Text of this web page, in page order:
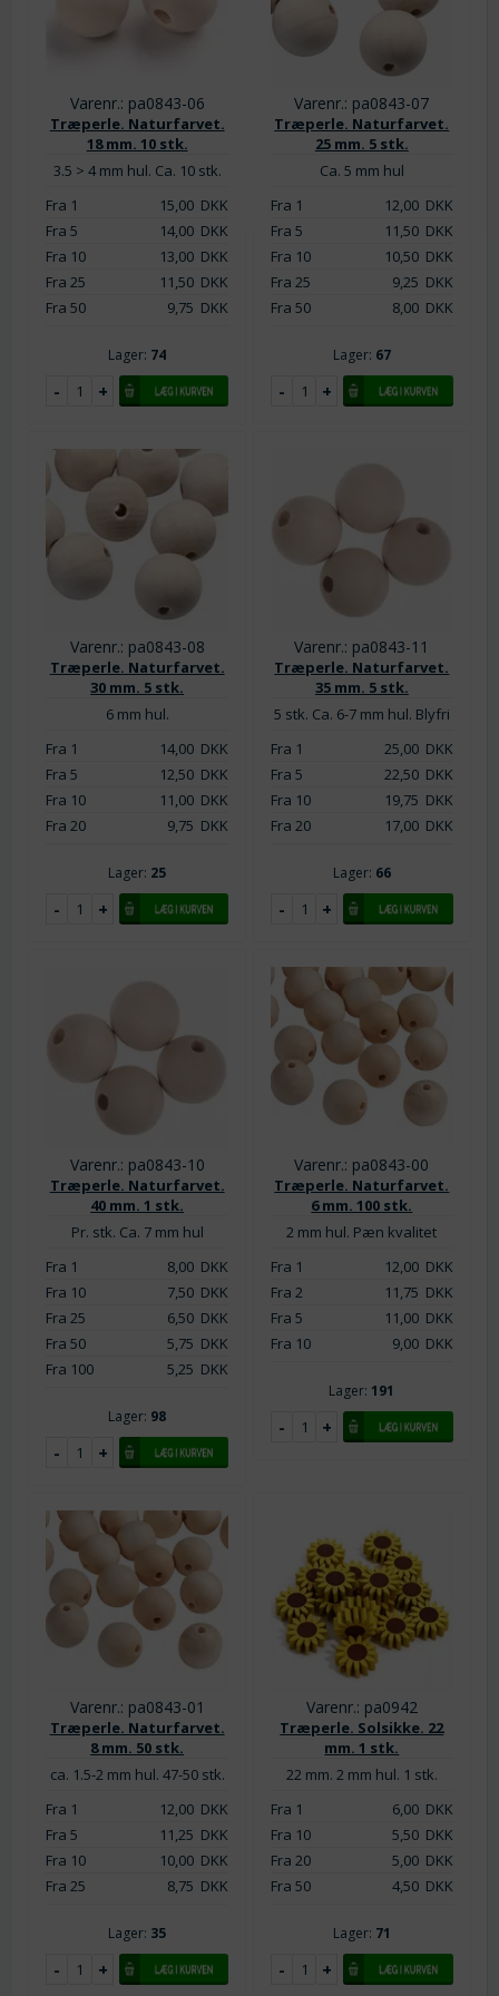
Varenr.: pa0843-06
Træperle. Naturfarvet.
18 mm. 10 stk.
3.5 > 4 mm hul. Ca. 10 stk.
Fra 1
15,00DKK
Fra 5
14,00DKK
Fra 10
13,00DKK
Fra 25
11,50DKK
Fra 50
9,75 DKK
Lager: 74
Varenr.: pa0843-07
Træperle. Naturfarvet.
25 mm. 5 stk.
Ca. 5 mm hul
Fra 1
12,00DKK
Fra 5
11,50DKK
Fra 10
10,50DKK
Fra 25
9,25 DKK
Fra 50
8,00DKK
Lager: 67
Varenr.: pa0843-08
Træperle. Naturfarvet.
30 mm. 5 stk.
6 mm hul.
Fra 1
14,00DKK
Fra 5
12,50DKK
Fra 10
11,00DKK
Fra 20
9,75 DKK
Lager: 25
Varenr.: pa0843-11
Træperle. Naturfarvet.
35 mm. 5 stk.
5 stk. Ca. 6-7 mm hul. Blyfri
Fra 1
25,00DKK
Fra 5
22,50DKK
Fra 10
19,75 DKK
Fra 20
17,00DKK
Lager: 66
Varenr.: pa0843-10
Træperle. Naturfarvet.
40 mm. 1 stk.
Pr. stk. Ca. 7 mm hul
Fra 1
8,00DKK
Fra 10
7,50DKK
Fra 25
6,50DKK
Fra 50
5,75 DKK
Fra 100
5,25 DKK
Lager: 98
Varenr.: pa0843-00
Træperle. Naturfarvet.
6 mm. 100 stk.
2 mm hul. Pæn kvalitet
Fra 1
12,00DKK
Fra 2
11,75 DKK
Fra 5
11,00DKK
Fra 10
9,00DKK
Lager: 191
Varenr.: pa0843-01
Træperle. Naturfarvet.
8 mm. 50 stk.
ca. 1.5-2 mm hul. 47-50 stk.
Fra 1
12,00DKK
Fra 5
11,25 DKK
Fra 10
10,00DKK
Fra 25
8,75 DKK
Lager: 35
Varenr.: pa0942
Træperle. Solsikke. 22
mm. 1 stk.
22 mm. 2 mm hul. 1 stk.
Fra 1
6,00DKK
Fra 10
5,50DKK
Fra 20
5,00DKK
Fra 50
4,50DKK
Lager: 71